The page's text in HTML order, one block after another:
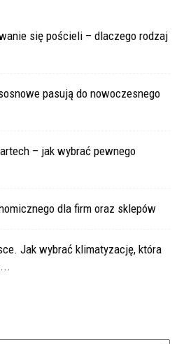
się pościeli – dlaczego rodzaj
pasują do nowoczesnego
– jak wybrać pewnego
dla firm oraz sklepów
Jak wybrać klimatyzację, która